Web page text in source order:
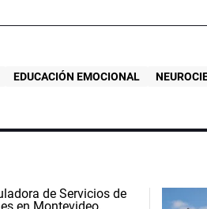
EDUCACIÓN EMOCIONAL